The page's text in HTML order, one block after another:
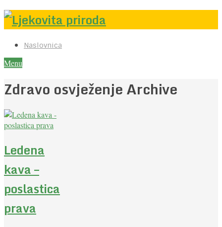
Naslovnica
Menu
Zdravo osvježenje Archive
Ledena
kava –
poslastica
prava